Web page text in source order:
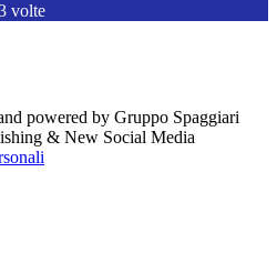
volte
powered by Gruppo Spaggiari
& New Social Media